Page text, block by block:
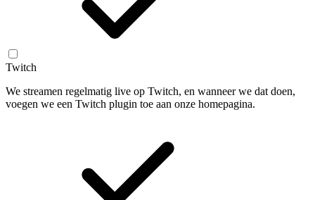
Twitch
We streamen regelmatig live op Twitch, en wanneer we dat doen,
voegen we een Twitch plugin toe aan onze homepagina.